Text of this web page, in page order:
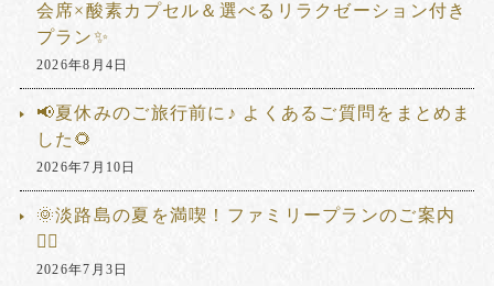
会席×酸素カプセル＆選べるリラクゼーション付き
プラン✨
2026年8月4日
📢夏休みのご旅行前に♪ よくあるご質問をまとめま
した🌻
2026年7月10日
🌞淡路島の夏を満喫！ファミリープランのご案内
🏊‍♂️
2026年7月3日